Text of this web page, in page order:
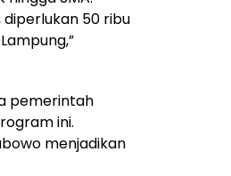
diperlukan 50 ribu
pemerintah
ini.
menjadikan